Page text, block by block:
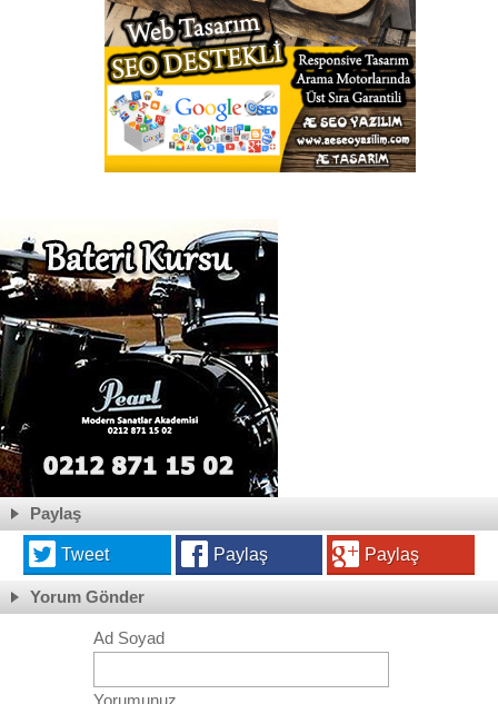
Paylaş
Tweet Paylaş Paylaş
Yorum Gönder
Ad Soyad
Yorumunuz